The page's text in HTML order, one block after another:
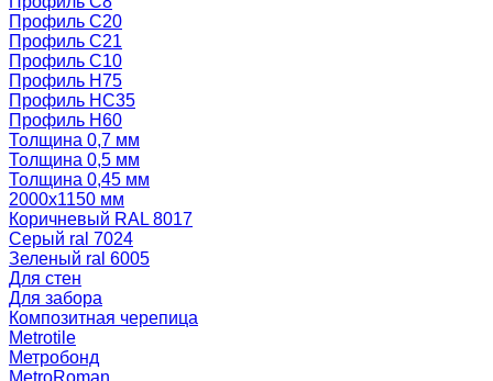
Профиль С20
Профиль С21
Профиль С10
Профиль Н75
Профиль НС35
Профиль Н60
Толщина 0,7 мм
Толщина 0,5 мм
Толщина 0,45 мм
2000х1150 мм
Коричневый RAL 8017
Серый ral 7024
Зеленый ral 6005
Для стен
Для забора
Композитная черепица
Metrotile
Метробонд
MetroRoman